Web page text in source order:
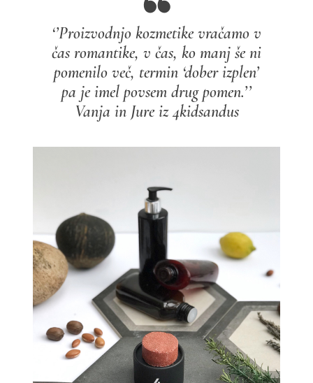
‘’Proizvodnjo kozmetike vračamo v
čas romantike, v čas, ko manj še ni
pomenilo več, termin ‘dober izplen’
pa je imel povsem drug pomen.’’
Vanja in Jure iz 4kidsandus